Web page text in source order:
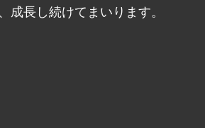
成長し続けてまいります。